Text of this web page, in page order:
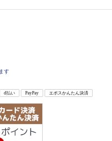
す
d払い PayPay エポスかんたん決済